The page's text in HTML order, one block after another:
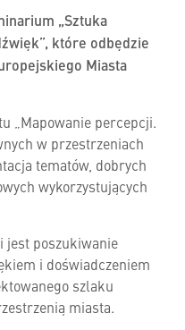
„Sztuka
które odbędzie
Miasta
„Mapowanie percepcji.
w przestrzeniach
tematów, dobrych
wykorzystujących
jest poszukiwanie
i doświadczeniem
szlaku
miasta.